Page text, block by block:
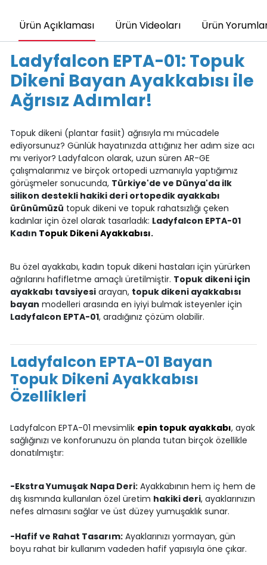
Ürün Açıklaması Ürün Videoları Ürün
Ladyfalcon EPTA-01: Topuk
Dikeni Bayan Ayakkabısı ile
Ağrısız Adımlar!
Topuk dikeni (plantar fasiit) ağrısıyla mı mücadele
ediyorsunuz? Günlük hayatınızda attığınız her adım size acı
mı veriyor? Ladyfalcon olarak, uzun süren AR-GE
çalışmalarımız ve birçok ortopedi uzmanıyla yaptığımız
görüşmeler sonucunda, Türkiye'de ve Dünya'da ilk
silikon destekli hakiki deri ortopedik ayakkabı
ürünümüzü topuk dikeni ve topuk rahatsızlığı çeken
kadınlar için özel olarak tasarladık: Ladyfalcon EPTA-01
Kadın Topuk Dikeni Ayakkabısı.
Bu özel ayakkabı, kadın topuk dikeni hastaları için yürürken
ağrılarını hafifletme amaçlı üretilmiştir. Topuk dikeni için
ayakkabı tavsiyesiarayan, topuk dikeni ayakkabısı
bayan modelleri arasında en iyiyi bulmak isteyenler için
Ladyfalcon EPTA-01, aradığınız çözüm olabilir.
Ladyfalcon EPTA-01 Bayan
Topuk Dikeni Ayakkabısı
Özellikleri
Ladyfalcon EPTA-01 mevsimlik epin topuk ayakkabı, ayak
sağlığınızı ve konforunuzu ön planda tutan birçok özellikle
donatılmıştır:
-Ekstra Yumuşak Napa Deri:Ayakkabının hem iç hem de
dış kısmında kullanılan özel üretim hakiki deri, ayaklarınızın
nefes almasını sağlar ve üst düzey yumuşaklık sunar.
-Hafif ve Rahat Tasarım:Ayaklarınızı yormayan, gün
boyu rahat bir kullanım vadeden hafif yapısıyla öne çıkar.